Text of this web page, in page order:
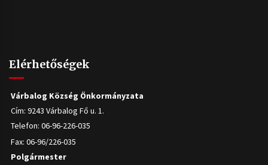
Elérhetőségek
Várbalog Község Önkormányzata
Cím: 9243 Várbalog Fő u. 1.
Telefon: 06-96-226-035
Fax: 06-96/226-035
Polgármester